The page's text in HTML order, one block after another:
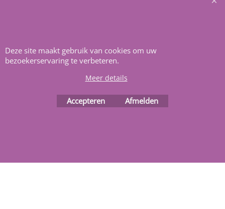
Deze site maakt gebruik van cookies om uw
bezoekerservaring te verbeteren.
Meer details
Accepteren Afmelden